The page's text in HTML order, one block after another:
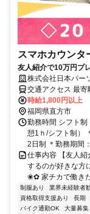
スマホカウンタ
友人紹介で10万円プ
しく働ける◎有給取
株式会社日本パー
交通アクセス 最寄駅：遠賀野駅 遠賀野
以上可能！・ノル
九州市八幡西区、
市、小竹町、宗像
たくさんいますよ
時給1,800円以上
福岡県直方市
勤務時間 シフト
憩1ｈ/シフト制）
2日制 ＊勤務期間
仕事内容 【友人
するのが好きな
❀✿ 家チカで働き
制服あり 業界未経験者
資格取得支援あり
長期
バイク通勤OK
大量募集